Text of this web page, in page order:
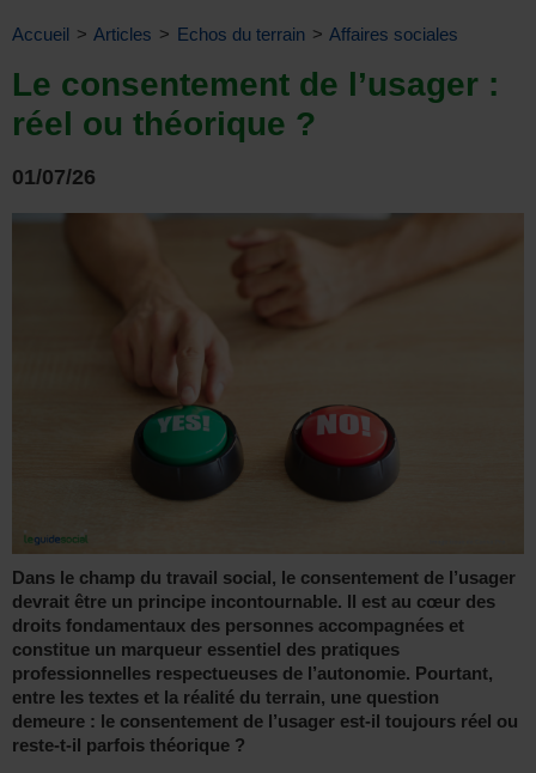
Accueil > Articles > Echos du terrain > Affaires sociales
Le consentement de l’usager :
réel ou théorique ?
01/07/26
Dans le champ du travail social, le consentement de l’usager
devrait être un principe incontournable. Il est au cœur des
droits fondamentaux des personnes accompagnées et
constitue un marqueur essentiel des pratiques
professionnelles respectueuses de l’autonomie. Pourtant,
entre les textes et la réalité du terrain, une question
demeure : le consentement de l’usager est-il toujours réel ou
reste-t-il parfois théorique ?